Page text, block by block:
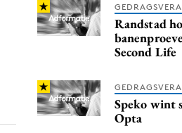
Randstad
Second Life
Speko wint
Opta